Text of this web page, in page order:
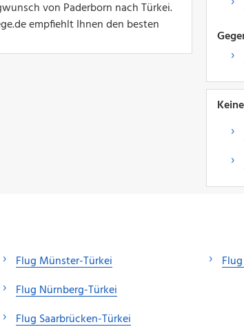
von Paderborn nach Türkei.
empfiehlt Ihnen den besten
Flug Münster-Türkei
Flug Nürnberg-Türkei
Flug Saarbrücken-Türkei